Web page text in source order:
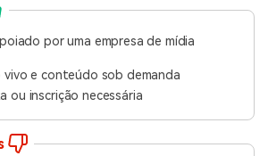
por uma empresa de mídia
vivo e conteúdo sob demanda
ou inscrição necessária